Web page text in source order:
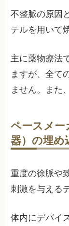
不整脈の原因
テルを用いて
主に薬物療法
ますが、全て
ません。また
ペースメー
器）の埋め
重度の徐脈や
刺激を与える
体内にデバイ